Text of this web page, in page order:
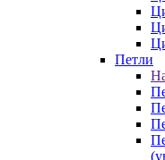
Петли